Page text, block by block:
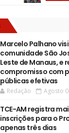
Marcelo Palhano
comunidade São
Leste de Manaus, e
compromisso com
públicas efetivas
Redação Agosto
TCE-AM registra
inscrições para o
apenas três dias